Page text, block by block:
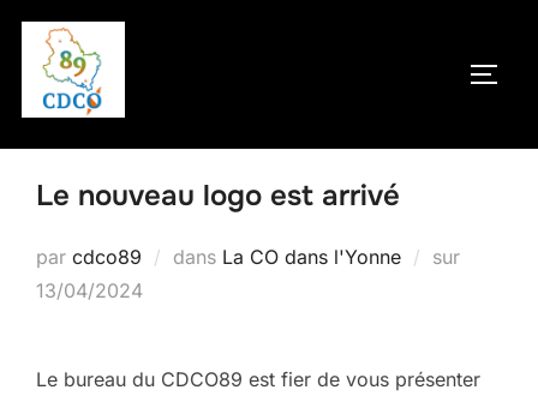
Aller
contenu
Le nouveau logo est arrivé
par cdco89 dans La CO dans l'Yonne surPublié
13/04/2024
Le bureau du CDCO89 est fier de vous présenter